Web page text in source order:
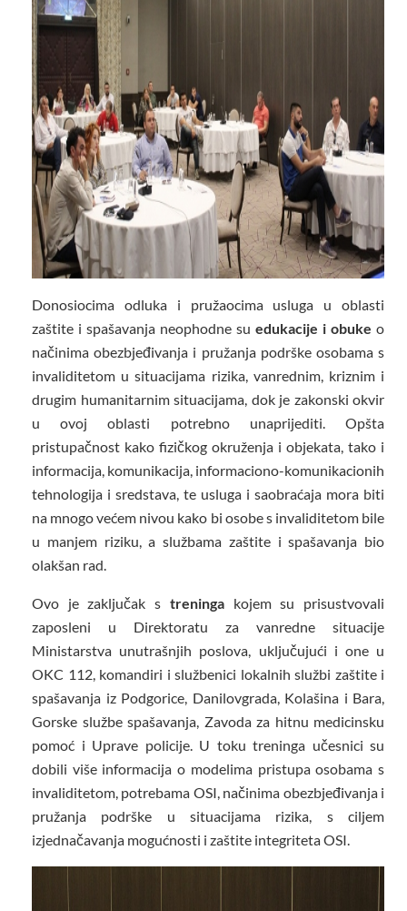
Donosiocima odluka i pružaocima usluga u oblasti
zaštite i spašavanja neophodne su edukacije i obuke o
načinima obezbjeđivanja i pružanja podrške osobama s
invaliditetom u situacijama rizika, vanrednim, kriznim i
drugim humanitarnim situacijama, dok je zakonski okvir
u ovoj oblasti potrebno unaprijediti. Opšta
pristupačnost kako fizičkog okruženja i objekata, tako i
informacija, komunikacija, informaciono-komunikacionih
tehnologija i sredstava, te usluga i saobraćaja mora biti
na mnogo većem nivou kako bi osobe s invaliditetom bile
u manjem riziku, a službama zaštite i spašavanja bio
olakšan rad.
Ovo je zaključak s treningakojem su prisustvovali
zaposleni u Direktoratu za vanredne situacije
Ministarstva unutrašnjih poslova, uključujući i one u
OKC 112, komandiri i službenici lokalnih službi zaštite i
spašavanja iz Podgorice, Danilovgrada, Kolašina i Bara,
Gorske službe spašavanja, Zavoda za hitnu medicinsku
pomoć i Uprave policije. U toku treninga učesnici su
dobili više informacija o modelima pristupa osobama s
invaliditetom, potrebama OSI, načinima obezbjeđivanja i
pružanja podrške u situacijama rizika, s ciljem
izjednačavanja mogućnosti i zaštite integriteta OSI.